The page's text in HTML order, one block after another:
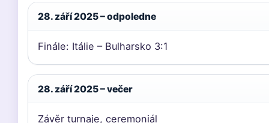
28. září 2025 – odpoledne
Finále: Itálie – Bulharsko 3:1
28. září 2025 – večer
Závěr turnaje, ceremoniál